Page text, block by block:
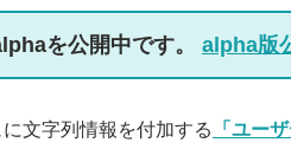
を公開中です。 alpha版
文字列情報を付加する 「ユー